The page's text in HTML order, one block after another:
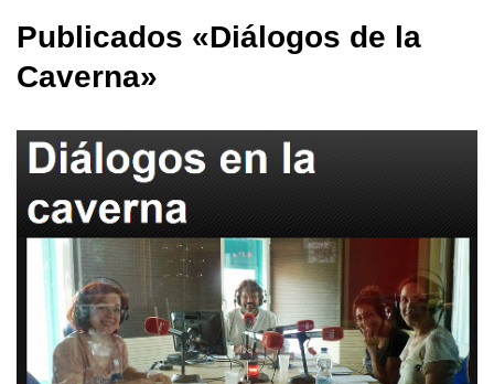
Publicados «Diálogos de la
Caverna»